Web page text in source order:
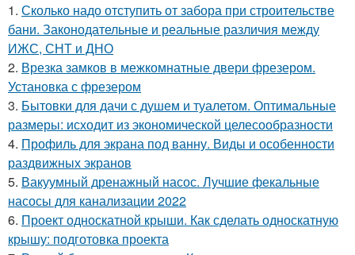
1. Сколько надо отступить от забора при строительстве
бани. Законодательные и реальные различия между
ИЖС, СНТ и ДНО
2. Врезка замков в межкомнатные двери фрезером.
Установка с фрезером
3. Бытовки для дачи с душем и туалетом. Оптимальные
размеры: исходит из экономической целесообразности
4. Профиль для экрана под ванну. Виды и особенности
раздвижных экранов
5. Вакуумный дренажный насос. Лучшие фекальные
насосы для канализации 2022
6. Проект односкатной крыши. Как сделать односкатную
крышу: подготовка проекта